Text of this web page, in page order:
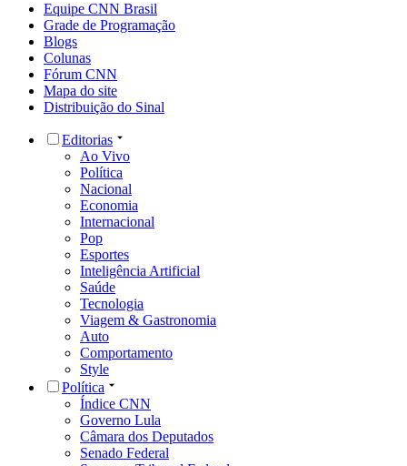
Equipe CNN Brasil
Grade de Programação
Blogs
Colunas
Fórum CNN
Mapa do site
Distribuição do Sinal
Editorias
Ao Vivo
Política
Nacional
Economia
Internacional
Pop
Esportes
Inteligência Artificial
Saúde
Tecnologia
Viagem & Gastronomia
Auto
Comportamento
Style
Política
Índice CNN
Governo Lula
Câmara dos Deputados
Senado Federal